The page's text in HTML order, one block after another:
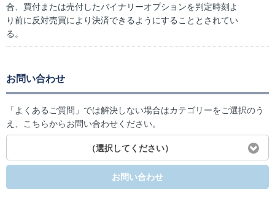
合、買付または売付したバイナリーオプションを判定時刻よ
り前に反対売買により決済できるようにすることとされてい
る。
お問い合わせ
「よくあるご質問」では解決しない場合はカテゴリーをご選択のう
え、こちらからお問い合わせください。
（選択してください）
お問い合わせ